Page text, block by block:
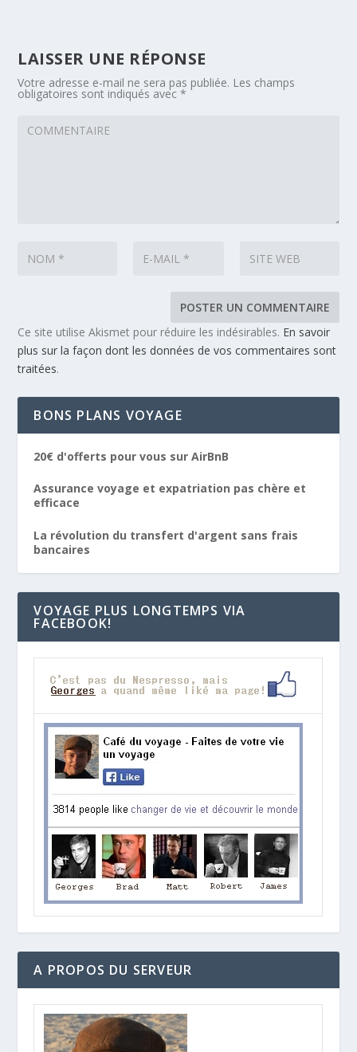
LAISSER UNE RÉPONSE
Votre adresse e-mail ne sera pas publiée. Les champs
obligatoires sont indiqués avec*
Ce site utilise Akismet pour réduire les indésirables. En savoir
plus sur la façon dont les données de vos commentaires sont
traitées.
BONS PLANS VOYAGE
20€ d'offerts pour vous sur AirBnB
Assurance voyage et expatriation pas chère et
efficace
La révolution du transfert d'argent sans frais
bancaires
VOYAGE PLUS LONGTEMPS VIA
FACEBOOK!
A PROPOS DU SERVEUR